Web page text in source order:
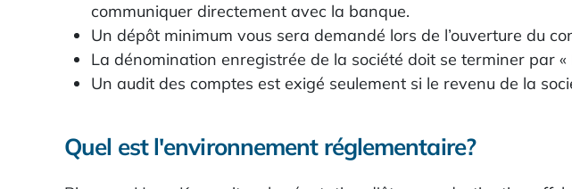
communiquer directement avec la banque.
Un dépôt minimum vous sera demandé lors de l’ouverture du
La dénomination enregistrée de la société doit se terminer par
Un audit des comptes est exigé seulement si le revenu de la
Quel est l'environnement réglementaire?